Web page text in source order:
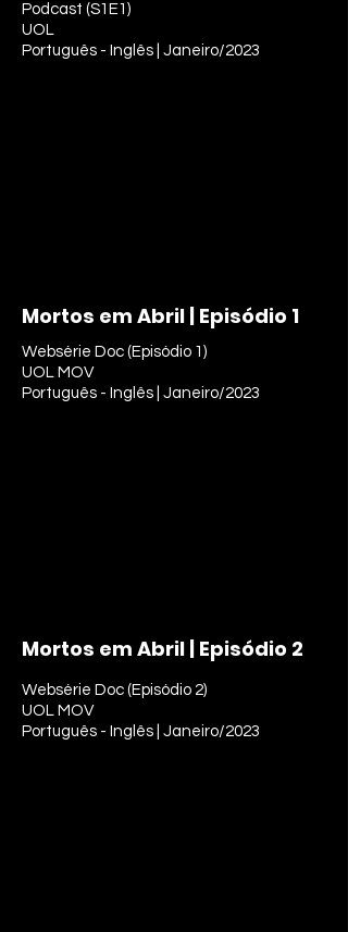
Podcast (S1E1)
UOL
Português - Inglês | Janeiro/2023
Mortos em Abril | Episódio 1
Websérie Doc (Episódio 1)
UOL MOV
Português - Inglês | Janeiro/2023
Mortos em Abril | Episódio 2
Websérie Doc (Episódio 2)
UOL MOV
Português - Inglês | Janeiro/2023